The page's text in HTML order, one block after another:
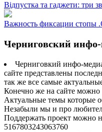
Відпустка та гаджети: три
Важность фиксации стопы
Черниговский
Черниговкий инфо-
сайте представлены
так же все самые
Конечно же на сайте можно
Актуальные темы которые
Незабыли мы и про
Поддержать проект можно
5167803243063760